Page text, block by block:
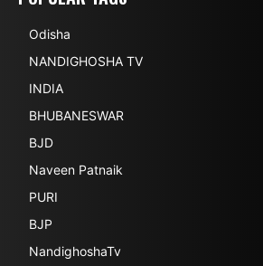
Odisha
NANDIGHOSHA TV
INDIA
BHUBANESWAR
BJD
Naveen Patnaik
PURI
BJP
NandighoshaTv